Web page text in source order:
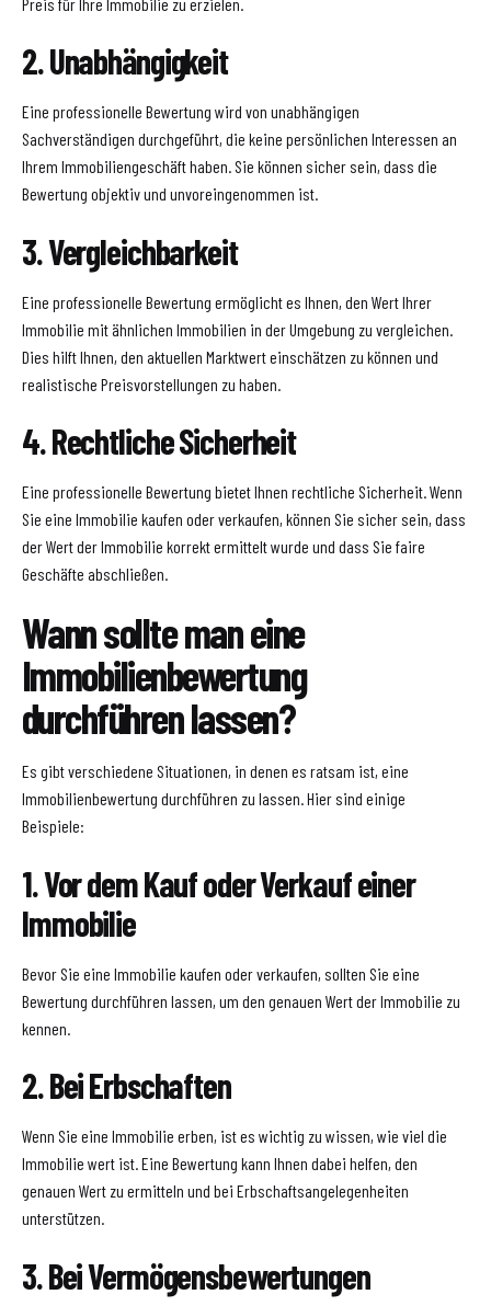
2. Unabhängigkeit
Eine professionelle Bewertung wird von unabhängigen
Sachverständigen durchgeführt, die keine persönlichen Interessen an
Ihrem Immobiliengeschäft haben. Sie können sicher sein, dass die
Bewertung objektiv und unvoreingenommen ist.
3. Vergleichbarkeit
Eine professionelle Bewertung ermöglicht es Ihnen, den Wert Ihrer
Immobilie mit ähnlichen Immobilien in der Umgebung zu vergleichen.
Dies hilft Ihnen, den aktuellen Marktwert einschätzen zu können und
realistische Preisvorstellungen zu haben.
4. Rechtliche Sicherheit
Eine professionelle Bewertung bietet Ihnen rechtliche Sicherheit. Wenn
Sie eine Immobilie kaufen oder verkaufen, können Sie sicher sein, dass
der Wert der Immobilie korrekt ermittelt wurde und dass Sie faire
Geschäfte abschließen.
Wann sollte man eine
Immobilienbewertung
durchführen lassen?
Es gibt verschiedene Situationen, in denen es ratsam ist, eine
Immobilienbewertung durchführen zu lassen. Hier sind einige
Beispiele:
1. Vor dem Kauf oder Verkauf einer
Immobilie
Bevor Sie eine Immobilie kaufen oder verkaufen, sollten Sie eine
Bewertung durchführen lassen, um den genauen Wert der Immobilie zu
kennen.
2. Bei Erbschaften
Wenn Sie eine Immobilie erben, ist es wichtig zu wissen, wie viel die
Immobilie wert ist. Eine Bewertung kann Ihnen dabei helfen, den
genauen Wert zu ermitteln und bei Erbschaftsangelegenheiten
unterstützen.
3. Bei Vermögensbewertungen